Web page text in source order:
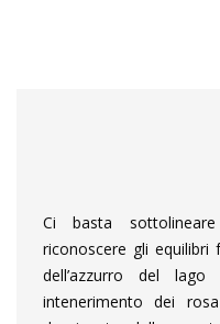
Ci basta
riconoscere gli
dell’azzurro del
intenerimento dei